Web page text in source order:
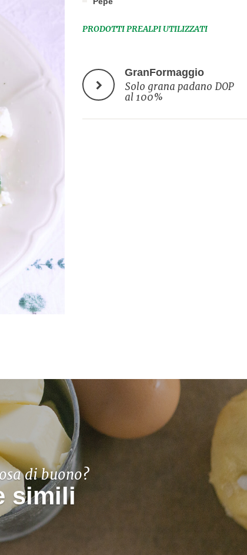
PRODOTTI PREALPI UTILIZZATI
GranFormaggio
Solo grana padano DOP
al 100%
di buono?
simili